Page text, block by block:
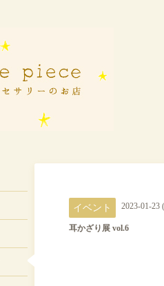
イベント 2023-01-23
耳かざり展 vol.6